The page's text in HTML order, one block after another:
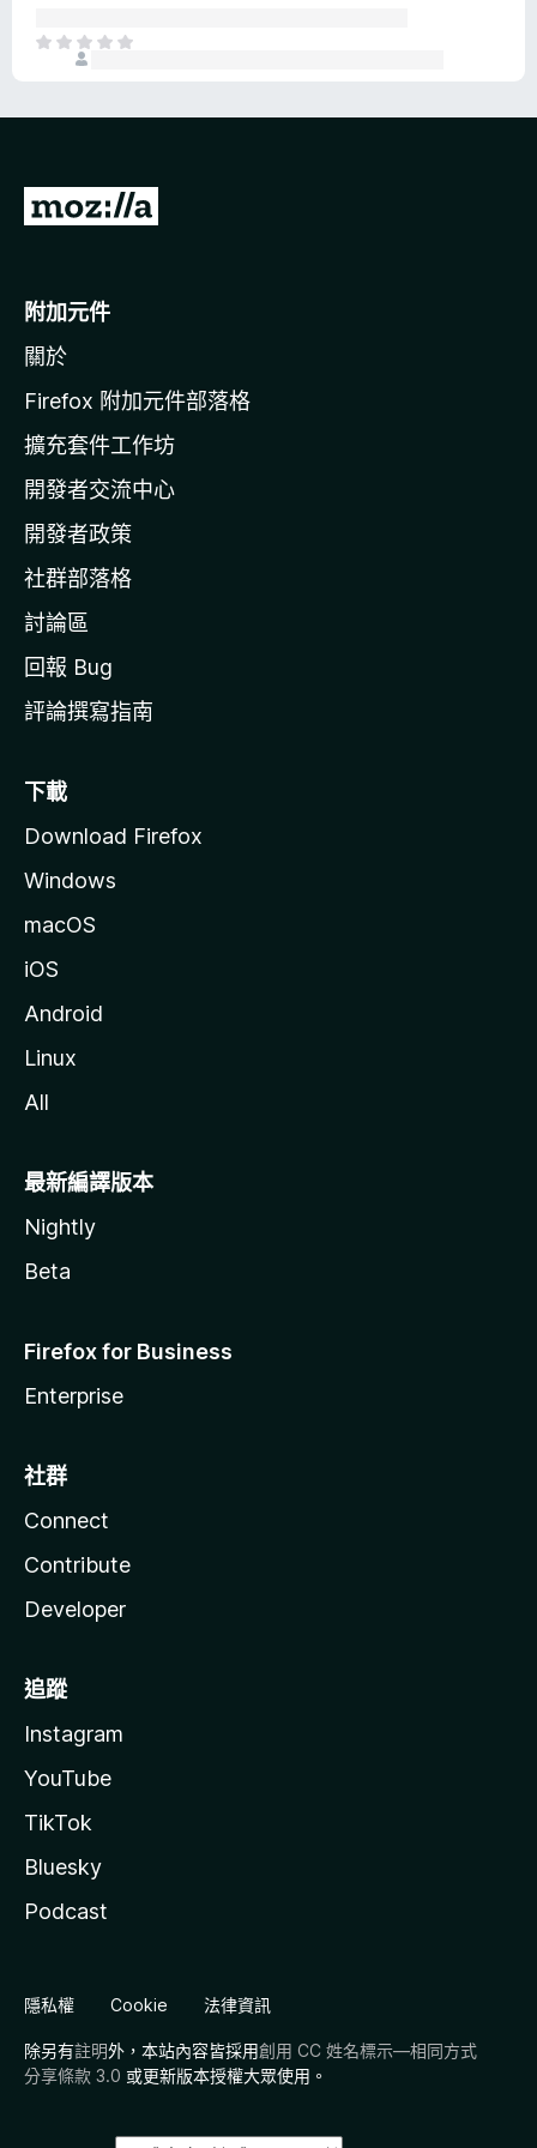
目
有
前
o
i
l
a
官
網
附加元件
關於
Firefox 附加元件部落格
擴充套件工作坊
開發者交流中心
開發者政策
社群部落格
討論區
回報 Bug
評論撰寫指南
下載
Download Firefox
Windows
macOS
iOS
Android
Linux
All
最新編譯版本
Nightly
Beta
Firefox for Business
Enterprise
社群
Connect
Contribute
Developer
追蹤
Instagram
YouTube
TikTok
Bluesky
Podcast
隱私權 Cookie 法律資訊
除另有註明外，本站內容皆採用創用 CC 姓名標示—相同方式
分享條款 3.0 或更新版本授權大眾使用。